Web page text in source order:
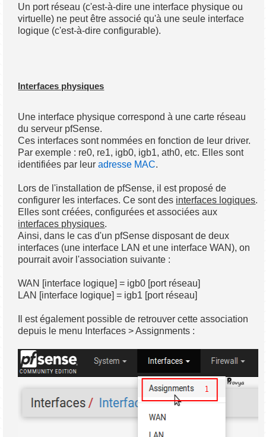
Un port réseau (c'est-à-dire une interface physique ou
virtuelle) ne peut être associé qu'à une seule interface
logique (c'est-à-dire configurable).
Interfaces physiques
Une interface physique correspond à une carte réseau
du serveur pfSense.
Ces interfaces sont nommées en fonction de leur driver.
Par exemple : re0, re1, igb0, igb1, ath0, etc. Elles sont
identifiées par leuradresse MAC.
Lors de l'installation de pfSense, il est proposé de
configurer les interfaces. Ce sont des interfaces logiques.
Elles sont créées, configurées et associées aux
interfaces physiques.
Ainsi, dans le cas d'un pfSense disposant de deux
interfaces (une interface LAN et une interface WAN), on
pourrait avoir l'association suivante :
WAN [interface logique] = igb0 [port réseau]
LAN [interface logique] = igb1 [port réseau]
Il est également possible de retrouver cette association
depuis le menu Interfaces > Assignments :